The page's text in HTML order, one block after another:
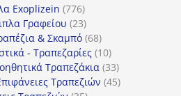
προϊόντα
Exoplizein 776776
προϊόντα
Γραφείου 2323
προϊόντα
& Σκαμπό 6868
προϊόντα
- Τραπεζαρίες 1010
προϊόντα
Τραπεζάκια 3333
προϊόντα
Τραπεζιών 4545